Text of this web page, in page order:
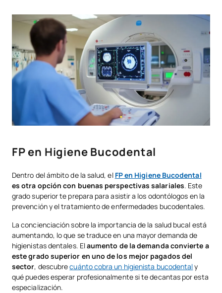
FP en Higiene Bucodental
Dentro del ámbito de la salud, el FP en Higiene Bucodental
es otra opción con buenas perspectivas salariales. Este
grado superior te prepara para asistir a los odontólogos en la
prevención y el tratamiento de enfermedades bucodentales.
La concienciación sobre la importancia de la salud bucal está
aumentando, lo que se traduce en una mayor demanda de
higienistas dentales. Elaumento de la demanda convierte a
este grado superior en uno de los mejor pagados del
sector, descubrecuánto cobra un higienista bucodentaly
qué puedes esperar profesionalmente si te decantas por esta
especialización.